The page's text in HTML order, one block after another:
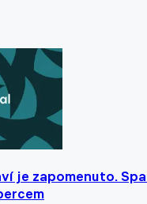
je zapomenuto.